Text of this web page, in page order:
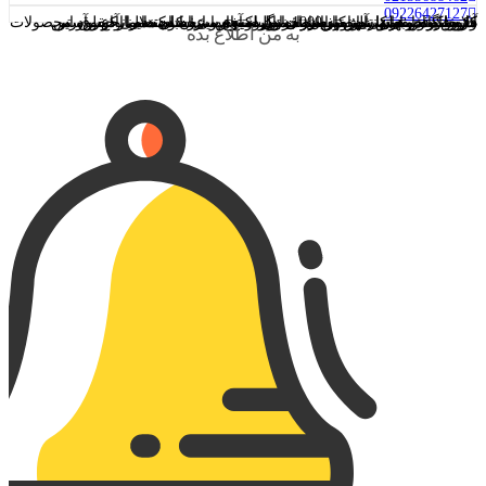
09226427127
آدرس دفتر همکاران: تهران ، بزرگراه نواب ، خیابان هلال احمر آدرس دفترفروش اینترنتی:اصفهان،خیابان شیخ بهایی ،کوچه مینا آدرس کارخانه:اصفهان،شهرک صنعتی دولت آباد
فروشگاه اینترنتی لوسترسازان تولیدکننده و عرضه‌کننده انواع لوستر کلاسیک و مدرن، آباژور ایستاده و رومیزی، شمعدان، دیوارکوب و محصولات دکوراتیو چوبی با بیش از 1000 مدل متنوع می‌باشد. تمامی حقوق این وب‌سایت متعلق به صنایع روشنایی لوسترسازان است.
به من اطلاع بده